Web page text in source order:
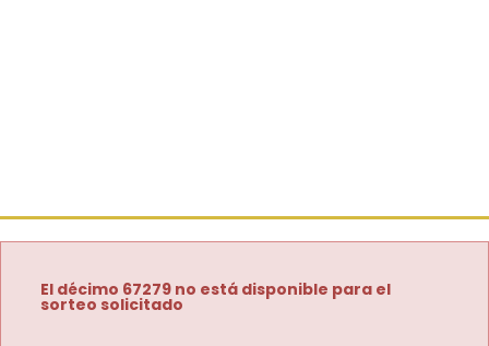
El décimo 67279 no está disponible para el
sorteo solicitado